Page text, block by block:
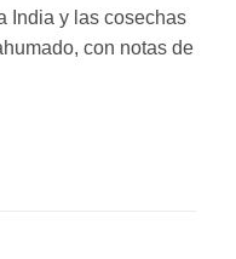
India y las cosechas
con notas de